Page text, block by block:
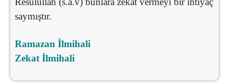
saymıştır.
Ramazan İlmihali
Zekat İlmihali